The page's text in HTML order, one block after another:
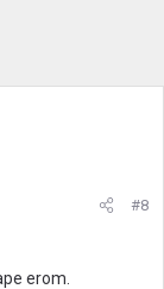
#8
erom.